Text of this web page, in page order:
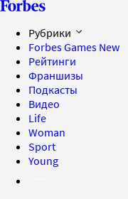
Рубрики
Forbes Games New
Рейтинги
Франшизы
Подкасты
Видео
Life
Woman
Sport
Young